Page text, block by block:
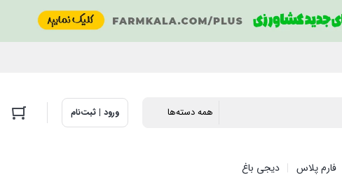
ورود | ثبت‌نام
فارم پلاس دیجی باغ